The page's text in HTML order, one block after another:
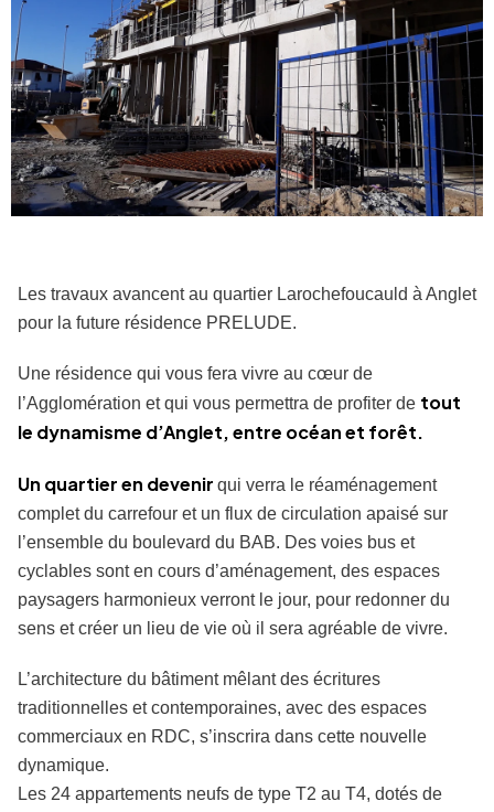
Les travaux avancent au quartier Larochefoucauld à Anglet
pour la future résidence PRELUDE.
Une résidence qui vous fera vivre au cœur de
l’Agglomération et qui vous permettra de profiter de tout
le dynamisme d’Anglet, entre océan et forêt.
Un quartier en devenir qui verra le réaménagement
complet du carrefour et un flux de circulation apaisé sur
l’ensemble du boulevard du BAB. Des voies bus et
cyclables sont en cours d’aménagement, des espaces
paysagers harmonieux verront le jour, pour redonner du
sens et créer un lieu de vie où il sera agréable de vivre.
L’architecture du bâtiment mêlant des écritures
traditionnelles et contemporaines, avec des espaces
commerciaux en RDC, s’inscrira dans cette nouvelle
dynamique.
Les 24 appartements neufs de type T2 au T4, dotés de